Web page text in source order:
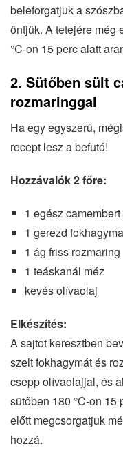
beleforgatjuk a
öntjük. A tetejére még
°C-on 15 perc alatt
2. Sütőben sült
rozmaringgal
Ha egy egyszerű,
recept lesz a befutó!
Hozzávalók 2 főre:
1 egész
1 gerezd fokhagyma
1 ág friss rozmaring
1 teáskanál méz
kevés olívaolaj
Elkészítés:
A sajtot keresztben
szelt fokhagymát és
csepp olívaolajjal, és
sütőben 180 °C-on 15
előtt megcsorgatjuk
hozzá.